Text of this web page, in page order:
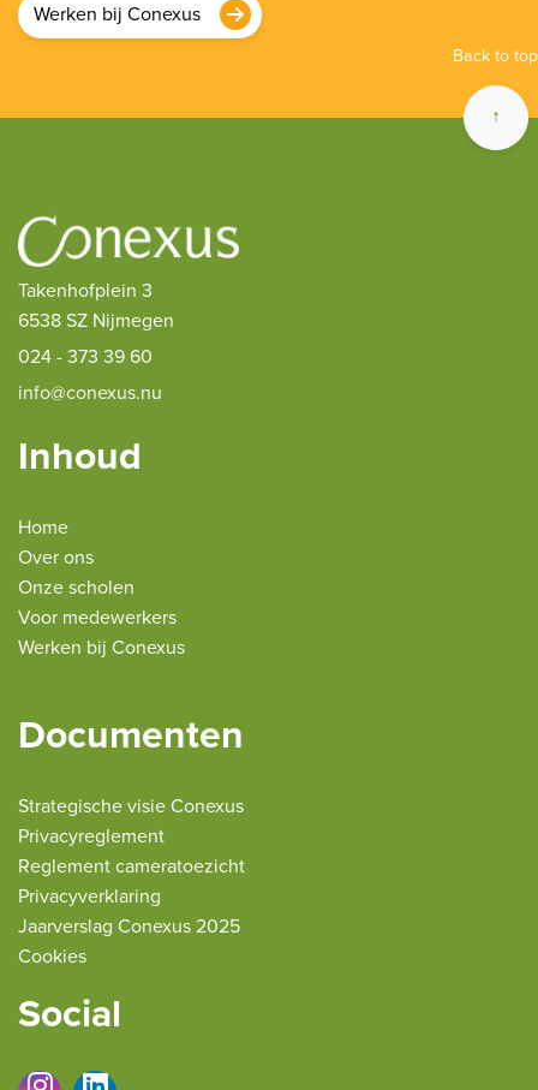
Werken bij Conexus
Back to top
↑
Takenhofplein 3
6538 SZ Nijmegen
024 - 373 39 60
info@conexus.nu
Inhoud
Home
Over ons
Onze scholen
Voor medewerkers
Werken bij Conexus
Documenten
Strategische visie Conexus
Privacyreglement
Reglement cameratoezicht
Privacyverklaring
Jaarverslag Conexus 2025
Cookies
Social